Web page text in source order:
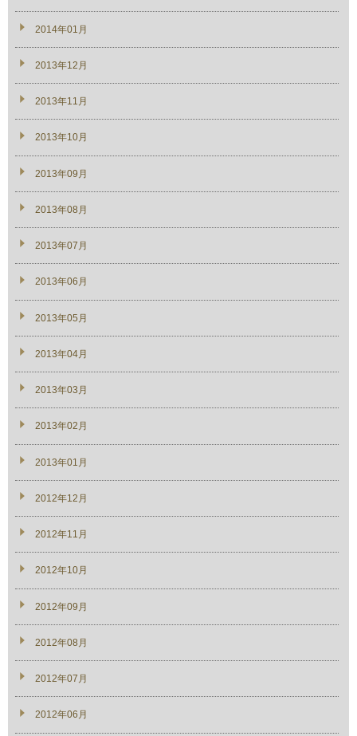
2014年01月
2013年12月
2013年11月
2013年10月
2013年09月
2013年08月
2013年07月
2013年06月
2013年05月
2013年04月
2013年03月
2013年02月
2013年01月
2012年12月
2012年11月
2012年10月
2012年09月
2012年08月
2012年07月
2012年06月